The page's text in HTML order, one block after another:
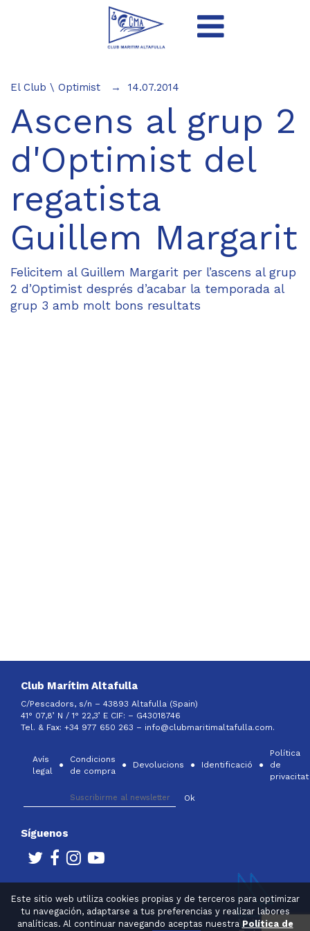
Este sitio web utiliza cookies propias y de terceros para optimizar
tu navegación, adaptarse a tus preferencias y realizar labores
analíticas. Al continuar navegando aceptas nuestra Política de
El Club \ Optimist 14.07.2014
Ascens al grup 2
d'Optimist del
regatista
Guillem Margarit
Felicitem al Guillem Margarit per l’ascens al grup
2 d’Optimist després d’acabar la temporada al
grup 3 amb molt bons resultats
Club Marítim Altafulla
C/Pescadors, s/n – 43893 Altafulla (Spain)
41° 07,8’ N / 1° 22,3’ E CIF: – G43018746
Tel. & Fax: +34 977 650 263 – info@clubmaritimaltafulla.com.
Avís
legal
Condicions
de compra
Devolucions Identificació
Política
de
privacitat
Síguenos